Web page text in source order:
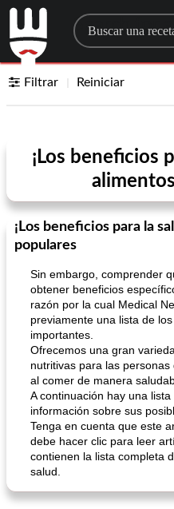
Search for a
Filtrar Reiniciar
¡Los beneficios
¡Los beneficios para la
populares
Sin embargo, comprender
obtener beneficios
razón por la cual Medical
previamente una lista de
importantes.
Ofrecemos una gran
nutritivas para las
al comer de manera
A continuación hay una
información sobre sus
Tenga en cuenta que este
debe hacer clic para leer
contienen la lista completa
salud.